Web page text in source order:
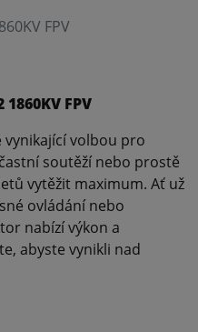
FPV
FPV
vynikající volbou pro
soutěží nebo prostě
vytěžit maximum. Ať už
ovládání nebo
nabízí výkon a
abyste vynikli nad